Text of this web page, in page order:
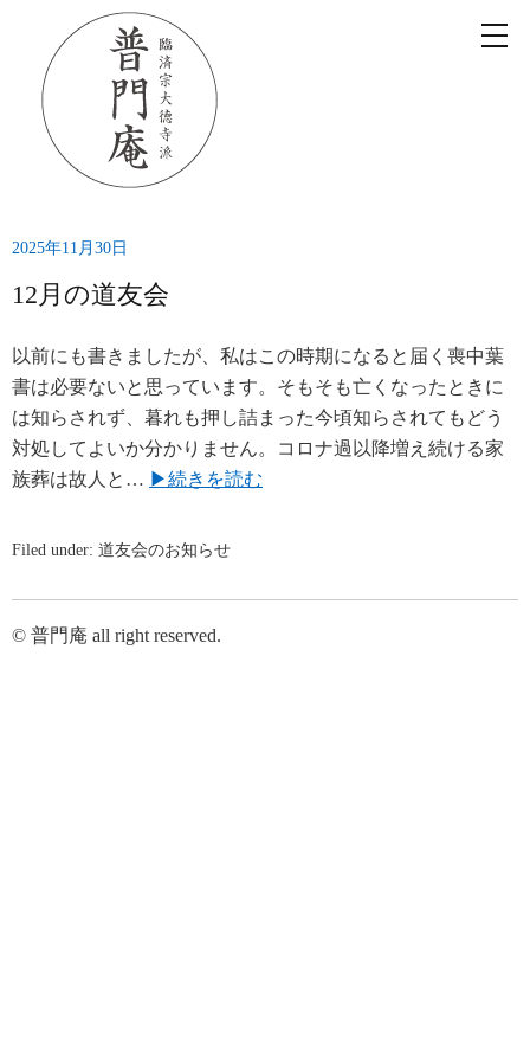
2025年11月30日
12月の道友会
以前にも書きましたが、私はこの時期になると届く喪中葉
書は必要ないと思っています。そもそも亡くなったときに
は知らされず、暮れも押し詰まった今頃知らされてもどう
対処してよいか分かりません。コロナ過以降増え続ける家
族葬は故人と… ▶続きを読む
Filed under: 道友会のお知らせ
© 普門庵 all right reserved.